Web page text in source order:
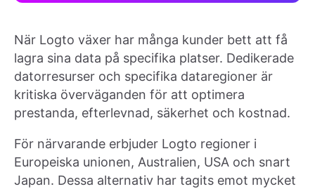
När Logto växer har många kunder bett att få
lagra sina data på specifika platser. Dedikerade
datorresurser och specifika dataregioner är
kritiska överväganden för att optimera
prestanda, efterlevnad, säkerhet och kostnad.
För närvarande erbjuder Logto regioner i
Europeiska unionen, Australien, USA och snart
Japan. Dessa alternativ har tagits emot mycket